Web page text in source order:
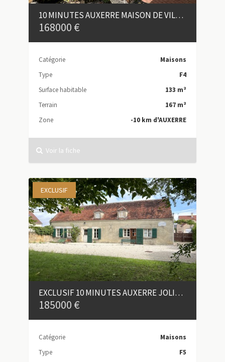
10 MINUTES AUXERRE MAISON DE VILLAGE 4 PIÈCES AVEC ANNEXES
168000 €
Catégorie
Maisons
Type
F4
Surface habitable
133 m²
Terrain
167 m²
Zone
-10 km d'AUXERRE
Voir la fiche
EXCLUSIF
EXCLUSIF 10 MINUTES AUXERRE JOLIE FERMETTE A REACTUALISER
185000 €
Catégorie
Maisons
Type
F5